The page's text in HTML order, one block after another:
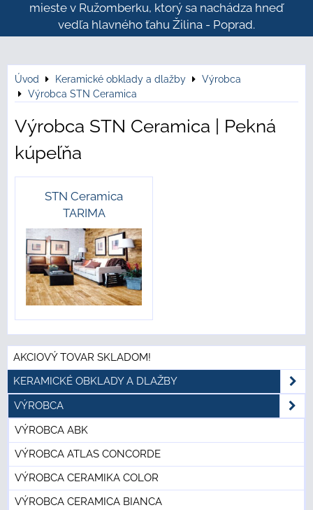
mieste v Ružomberku, ktorý sa nachádza hneď
vedľa hlavného ťahu Žilina - Poprad.
Úvod Keramické obklady a dlažby
Výrobca
Výrobca STN Ceramica
Výrobca STN Ceramica | Pekná
kúpeľňa
STN Ceramica
TARIMA
AKCIOVÝ TOVAR SKLADOM!
KERAMICKÉ OBKLADY A DLAŽBY
VÝROBCA
VÝROBCA ABK
VÝROBCA ATLAS CONCORDE
VÝROBCA CERAMIKA COLOR
VÝROBCA CERAMICA BIANCA